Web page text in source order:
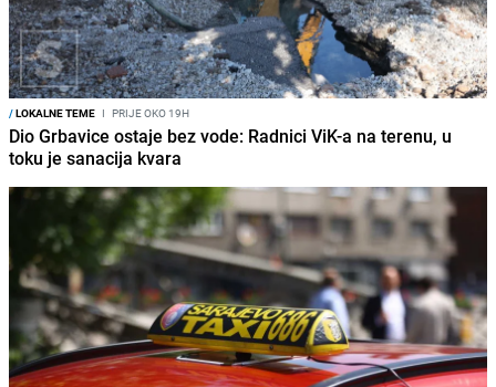
/LOKALNE TEME I PRIJE OKO 19H
Dio Grbavice ostaje bez vode: Radnici ViK-a na terenu, u
toku je sanacija kvara